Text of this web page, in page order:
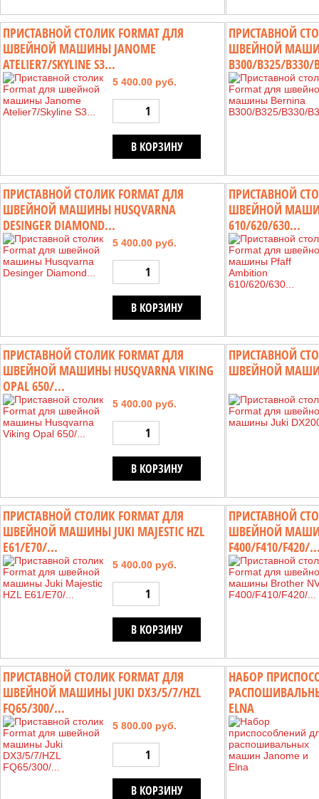
ПРИСТАВНОЙ СТОЛИК FORMAT ДЛЯ
ШВЕЙНОЙ МАШИНЫ JANOME
ATELIER7/SKYLINE S3...
5 400.00 руб.
В КОРЗИНУ
ПРИСТАВНОЙ
ШВЕЙНОЙ
B300/B325/B330/
ПРИСТАВНОЙ СТОЛИК FORMAT ДЛЯ
ШВЕЙНОЙ МАШИНЫ HUSQVARNA
DESINGER DIAMOND...
5 400.00 руб.
В КОРЗИНУ
ПРИСТАВНОЙ
ШВЕЙНОЙ
610/620/630...
ПРИСТАВНОЙ СТОЛИК FORMAT ДЛЯ
ШВЕЙНОЙ МАШИНЫ HUSQVARNA VIKING
OPAL 650/...
5 400.00 руб.
В КОРЗИНУ
ПРИСТАВНОЙ
ШВЕЙНОЙ
ПРИСТАВНОЙ СТОЛИК FORMAT ДЛЯ
ШВЕЙНОЙ МАШИНЫ JUKI MAJESTIC HZL
E61/E70/...
5 400.00 руб.
В КОРЗИНУ
ПРИСТАВНОЙ
ШВЕЙНОЙ
F400/F410/F420/
ПРИСТАВНОЙ СТОЛИК FORMAT ДЛЯ
ШВЕЙНОЙ МАШИНЫ JUKI DX3/5/7/HZL
FQ65/300/...
5 800.00 руб.
В КОРЗИНУ
НАБОР
ELNA